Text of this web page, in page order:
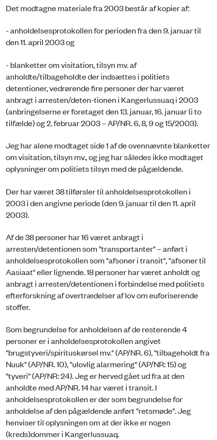
Det modtagne materiale fra 2003 består af kopier af:
- anholdelsesprotokollen for perioden fra den 9. januar til
den 11. april 2003 og
- blanketter om visitation, tilsyn mv. af
anholdte/tilbageholdte der indsættes i politiets
detentioner, vedrørende fire personer der har været
anbragt i arresten/deten-tionen i Kangerlussuaq i 2003
(anbringelserne er foretaget den 13. januar, 16. januar (i to
tilfælde) og 2. februar 2003 – AP/NR. 6, 8, 9 og 15/2003).
Jeg har alene modtaget side 1 af de ovennævnte blanketter
om visitation, tilsyn mv., og jeg har således ikke modtaget
oplysninger om politiets tilsyn med de pågældende.
Der har været 38 tilførsler til anholdelsesprotokollen i
2003 i den angivne periode (den 9. januar til den 11. april
2003).
Af de 38 personer har 16 været anbragt i
arresten/detentionen som "transportanter" – anført i
anholdelsesprotokollen som "afsoner i transit", "afsoner til
Aasiaat" eller lignende. 18 personer har været anholdt og
anbragt i arresten/detentionen i forbindelse med politiets
efterforskning af overtrædelser af lov om euforiserende
stoffer.
Som begrundelse for anholdelsen af de resterende 4
personer er i anholdelsesprotokollen angivet
"brugstyveri/spirituskørsel mv." (AP/NR. 6), "tilbageholdt fra
Nuuk" (AP/NR. 10), "ulovlig alarmering" (AP/NR: 15) og
"tyveri" (AP/NR: 24). Jeg er herved gået ud fra at den
anholdte med AP/NR. 14 har været i transit. I
anholdelsesprotokollen er der som begrundelse for
anholdelse af den pågældende anført "retsmøde". Jeg
henviser til oplysningen om at der ikke er nogen
(kreds)dommer i Kangerlussuaq.